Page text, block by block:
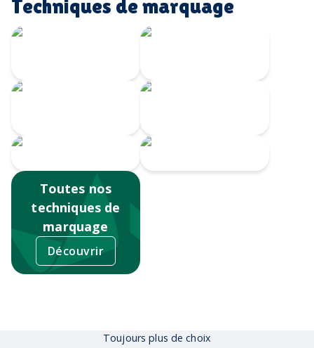
Techniques de marquage
Toutes nos
techniques de
marquage
Découvrir
Toujours plus de choix